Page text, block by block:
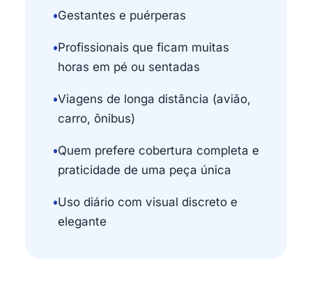
•Gestantes e puérperas
•Profissionais que ficam muitas
horas em pé ou sentadas
•Viagens de longa distância (avião,
carro, ônibus)
•Quem prefere cobertura completa e
praticidade de uma peça única
•Uso diário com visual discreto e
elegante